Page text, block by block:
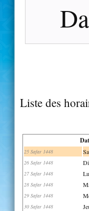
Liste des
25 Safar 1448
26 Safar 1448
27 Safar 1448
28 Safar 1448
29 Safar 1448
30 Safar 1448